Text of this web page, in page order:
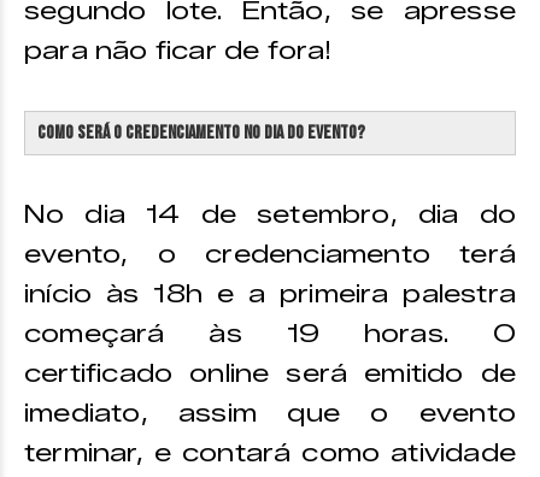
segundo lote. Então, se apresse
para não ficar de fora!
Como será o credenciamento no dia do evento?
No dia 14 de setembro, dia do
evento, o credenciamento terá
início às 18h e a primeira palestra
começará às 19 horas. O
certificado online será emitido de
imediato, assim que o evento
terminar, e contará como atividade